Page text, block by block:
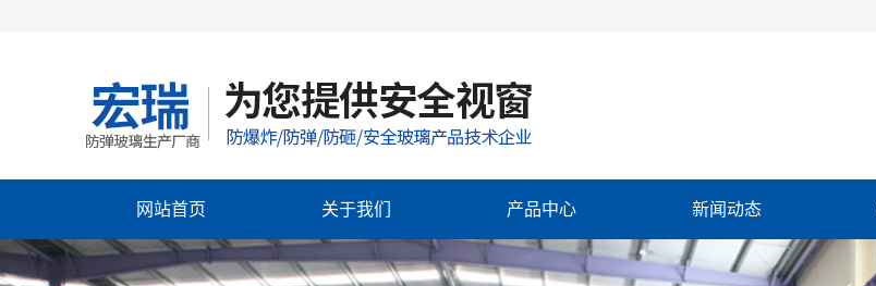
网站首页 关于我们 产品中心 新闻动态